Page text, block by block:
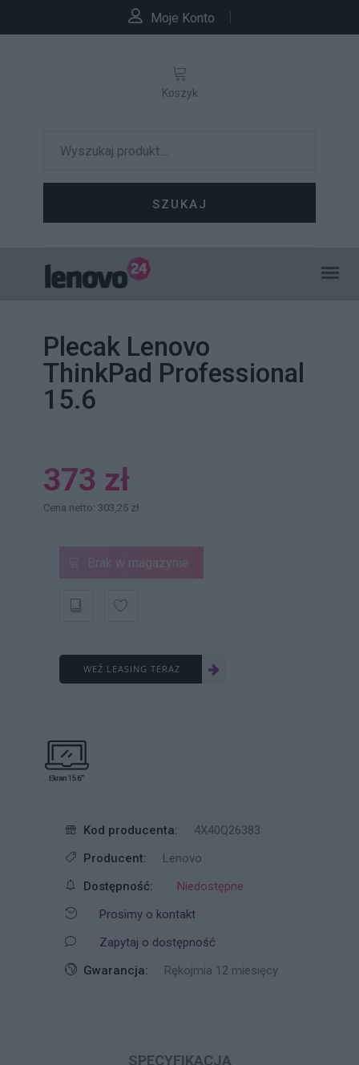
Moje Konto
SZUKAJ
Koszyk
Plecak Lenovo
ThinkPad Professional
15.6
373 zł
Cena netto: 303,25 zł
Brak w magazynie
WEŹ LEASING TERAZ
Kod producenta:
4X40Q26383
Producent:
Lenovo
Dostępność:
Niedostępne
Prosimy o kontakt
Zapytaj o dostępność
Gwarancja:
Rękojmia 12 miesięcy
SPECYFIKACJA